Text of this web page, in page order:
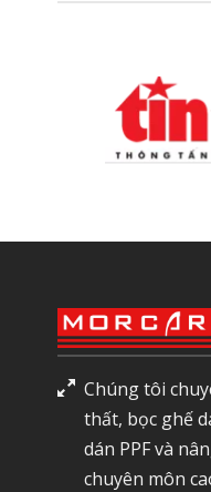
Chúng tôi
thất, bọc ghế
dán PPF và
chuyên môn